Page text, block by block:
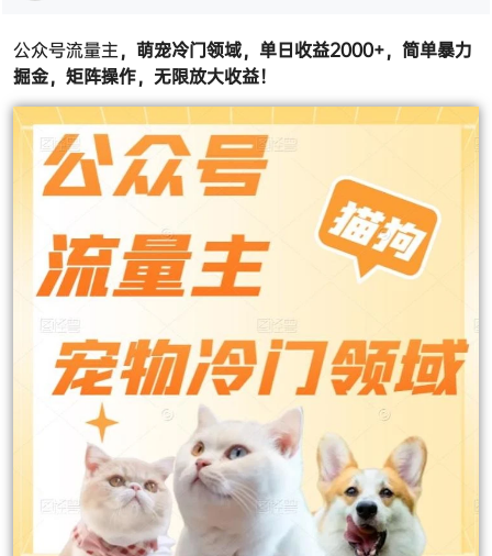
公众号流量主，萌宠冷门领域，单日收益2000+，简单暴力
掘金，矩阵操作，无限放大收益！